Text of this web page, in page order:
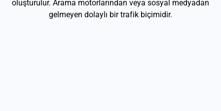
oluşturulur. Arama motorlarından veya sosyal medyadan
gelmeyen dolaylı bir trafik biçimidir.